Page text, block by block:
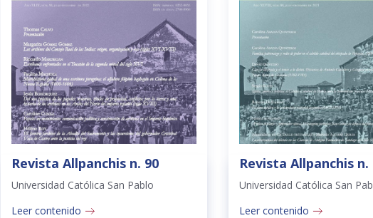
Revista Allpanchis n. 90
Universidad Católica San Pablo
Leer contenido
Revista Allpanchis n.
Universidad Católica San
Leer contenido